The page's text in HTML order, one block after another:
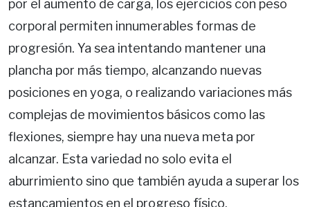
por el aumento de carga, los ejercicios con peso
corporal permiten innumerables formas de
progresión. Ya sea intentando mantener una
plancha por más tiempo, alcanzando nuevas
posiciones en yoga, o realizando variaciones más
complejas de movimientos básicos como las
flexiones, siempre hay una nueva meta por
alcanzar. Esta variedad no solo evita el
aburrimiento sino que también ayuda a superar los
estancamientos en el progreso físico.